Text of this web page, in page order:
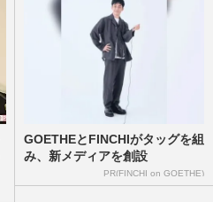
GOETHEとFINCHIがタッグを組
み、新メディアを創設
PR(FINCHI on GOETHE)